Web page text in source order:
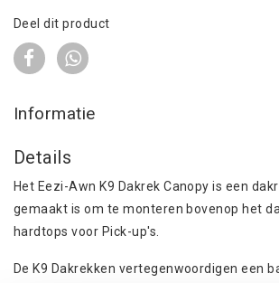
Deel dit product
Informatie
Details
Het Eezi-Awn K9 Dakrek Canopy is een
gemaakt is om te monteren bovenop het
hardtops voor Pick-up's.
De K9 Dakrekken vertegenwoordigen een